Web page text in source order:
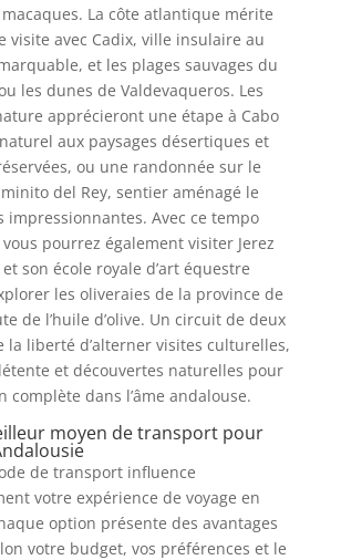
macaques. La côte atlantique mérite
visite avec Cadix, ville insulaire au
et les plages sauvages du
les dunes de Valdevaqueros. Les
apprécieront une étape à Cabo
aux paysages désertiques et
ou une randonnée sur le
del Rey, sentier aménagé le
impressionnantes. Avec ce tempo
pourrez également visiter Jerez
son école royale d’art équestre
les oliveraies de la province de
de l’huile d’olive. Un circuit de deux
la liberté d’alterner visites culturelles,
et découvertes naturelles pour
complète dans l’âme andalouse.
moyen de transport pour
de transport influence
votre expérience de voyage en
option présente des avantages
votre budget, vos préférences et le